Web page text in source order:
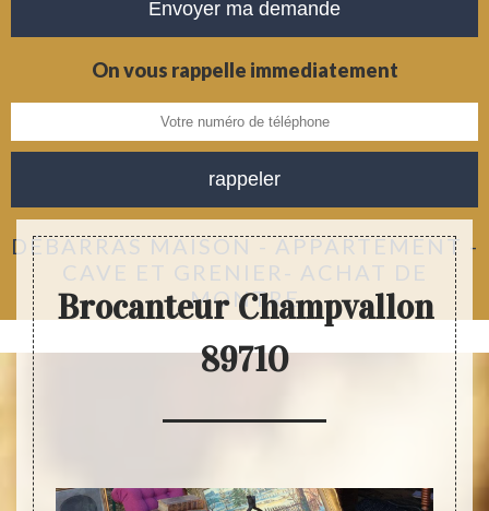
On vous rappelle immediatement
DÉBARRAS MAISON - APPARTEMENT -
CAVE ET GRENIER- ACHAT DE
MONTRE
Brocanteur Champvallon
89710